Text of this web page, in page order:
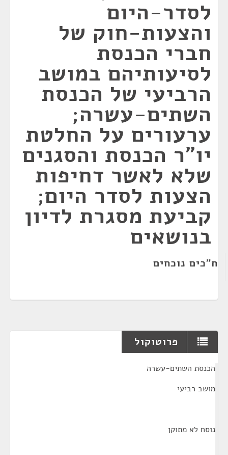
לסדר-היום
והצעות-חוק של
חברי הכנסת
לסיעותיהם במושב
הרביעי של הכנסת
השתים-עשרה;
ערעורים על החלטת
יו"ר הכנסת והסגנים
שלא לאשר דחיפות
הצעות לסדר היום;
קביעת מסגרת לדיון
בנושאים
ח"כים נוכחים
פרוטוקול
הכנסת השתים-עשרה
מושב רביעי
נוסח לא מתוקן